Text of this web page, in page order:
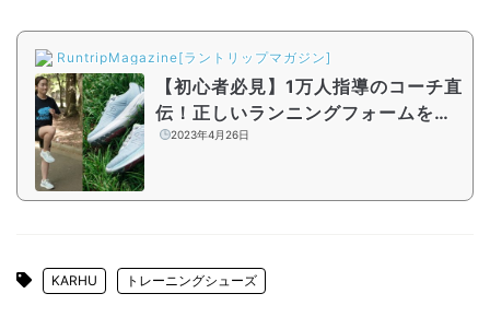
RuntripMagazine[ラントリップマガジン]
【初心者必見】1万人指導のコーチ直
伝！正しいランニングフォームを身
につけるシューズの選び方3つのポ
2023年4月26日
KARHU トレーニングシューズ